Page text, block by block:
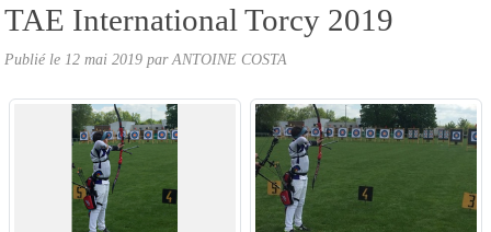
TAE International Torcy 2019
Publié le 12 mai 2019 par ANTOINE COSTA